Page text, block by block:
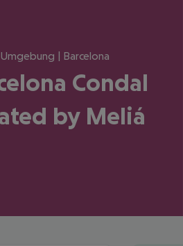
| Barcelona
Condal
by Meliá